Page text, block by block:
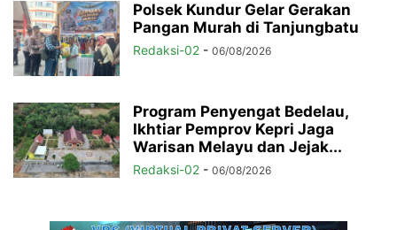
Polsek Kundur Gelar Gerakan
Pangan Murah di Tanjungbatu
Redaksi-02 - 06/08/2026
Program Penyengat Bedelau,
Ikhtiar Pemprov Kepri Jaga
Warisan Melayu dan Jejak...
Redaksi-02 - 06/08/2026